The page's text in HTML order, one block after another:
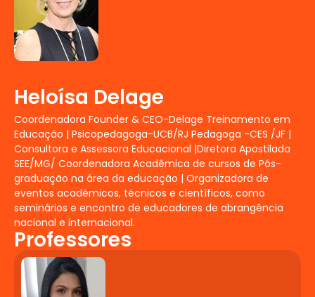
Política Nacional de Educação Especial
na perspectiva da Educação Inclusiva e
demais documentos orientadores.
escolar inclusiva e financiamento da
Educação Especial.
Fundamentos da
Neuropsicopedagogia
A neuropsicopedagogia e sua
contribuição para a Educação Inclusiva.
Aprendizagem e desenvolvimento.
Obstáculos e transtornos da
aprendizagem. Diagnóstico e intervenção
neuropsicopedagógica. Intervenção com
jogos.
Heloísa Delage
Coordenadora Founder & CEO-Delage Treinamento em
Educação | Psicopedagoga-UCB/RJ Pedagoga -CES /JF |
Consultora e Assessora Educacional |Diretora Apostilada
SEE/MG/ Coordenadora Acadêmica de cursos de Pós-
graduação na área da educação | Organizadora de
eventos acadêmicos, técnicos e científicos, como
seminários e encontro de educadores de abrangência
nacional e internacional.
Professores